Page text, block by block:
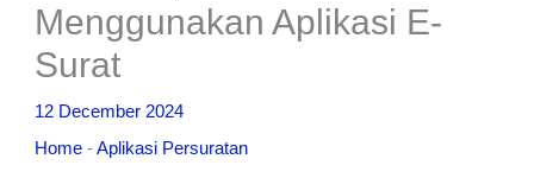
Menggunakan Aplikasi E-
Surat
12 December 2024
Home -Aplikasi Persuratan